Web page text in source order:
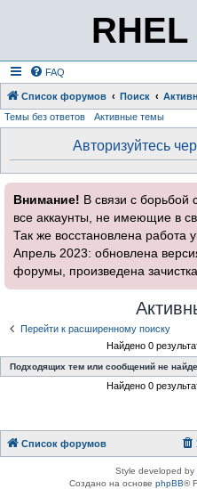
FAQ
Список форумов Поиск
Темы без ответов Активные темы
Авторизуйтесь
Внимание! В связи с
все аккаунты, не имеющие в
Так же восстановлена работа
Апрель 2023: обновлена
форумы, произведена
Перейти к расширенному поиску
Найдено 0
Подходящих тем или сообщений не
Найдено 0
Список форумов
Style developed by
Создано на основе phpBB®